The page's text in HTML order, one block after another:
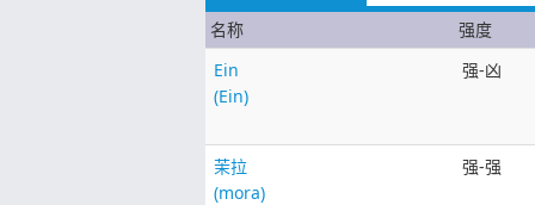
名称
强度
Ein
(Ein)
强-凶
茉拉
(mora)
强-强